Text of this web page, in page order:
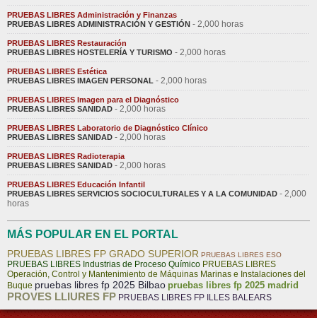
PRUEBAS LIBRES Administración y Finanzas
PRUEBAS LIBRES ADMINISTRACIÓN Y GESTIÓN - 2,000 horas
PRUEBAS LIBRES Restauración
PRUEBAS LIBRES HOSTELERÍA Y TURISMO - 2,000 horas
PRUEBAS LIBRES Estética
PRUEBAS LIBRES IMAGEN PERSONAL - 2,000 horas
PRUEBAS LIBRES Imagen para el Diagnóstico
PRUEBAS LIBRES SANIDAD - 2,000 horas
PRUEBAS LIBRES Laboratorio de Diagnóstico Clínico
PRUEBAS LIBRES SANIDAD - 2,000 horas
PRUEBAS LIBRES Radioterapia
PRUEBAS LIBRES SANIDAD - 2,000 horas
PRUEBAS LIBRES Educación Infantil
PRUEBAS LIBRES SERVICIOS SOCIOCULTURALES Y A LA COMUNIDAD - 2,000
horas
MÁS POPULAR EN EL PORTAL
PRUEBAS LIBRES FP GRADO SUPERIOR PRUEBAS LIBRES ESO
PRUEBAS LIBRES Industrias de Proceso Químico PRUEBAS LIBRES
Operación, Control y Mantenimiento de Máquinas Marinas e Instalaciones del
Buque pruebas libres fp 2025 Bilbao pruebas libres fp 2025 madrid
PROVES LLIURES FP PRUEBAS LIBRES FP ILLES BALEARS